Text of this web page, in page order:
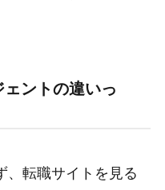
ントの違いっ
、転職サイトを見る